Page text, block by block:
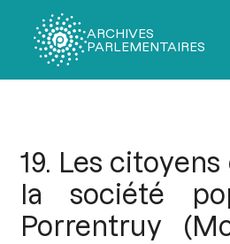
ARCHIVES
PARLEMENTAIRES
19. Les
la société
Porrentruy